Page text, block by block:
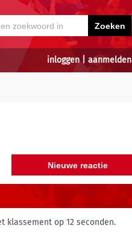
inloggen| aanmelden
klassement op 12 seconden.